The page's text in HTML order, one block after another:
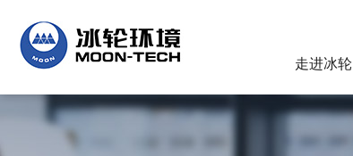
走进冰轮